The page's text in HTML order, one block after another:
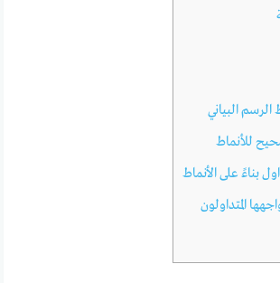
الرسم البياني
للأنماط
بناءً على الأنماط
المتداولون